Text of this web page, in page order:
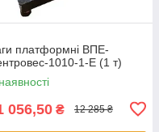
платформні ВПЕ-
1010-1-Е (1 т)
056,50 ₴ 12 285 ₴